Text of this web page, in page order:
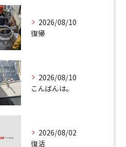
2026/08/10
復帰
2026/08/10
こんばんは。
2026/08/02
復活